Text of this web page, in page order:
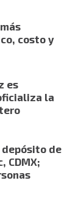
costo y
es
la
depósito de
CDMX;